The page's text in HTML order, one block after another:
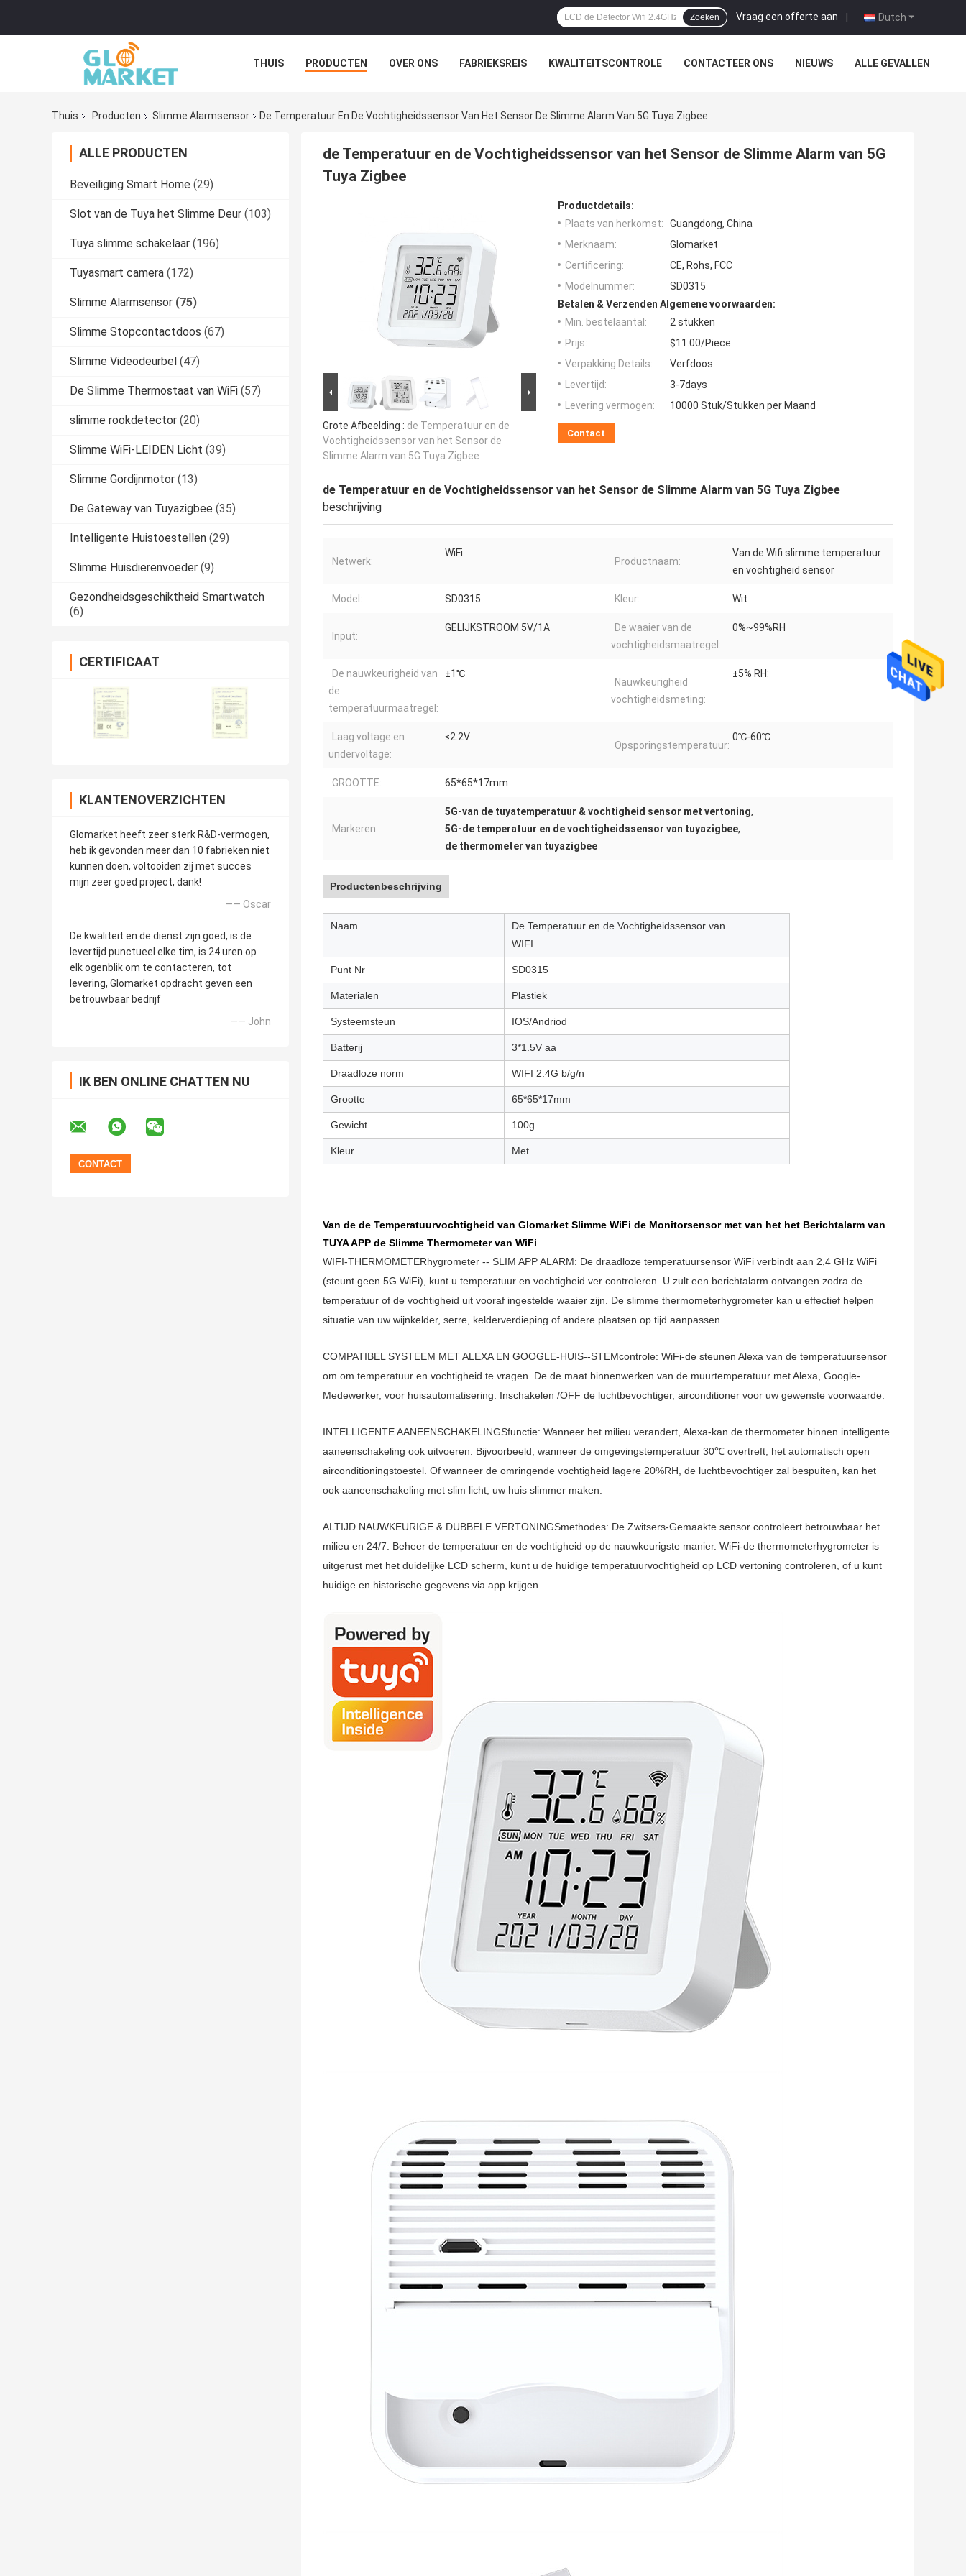
Dutch
Vraag een offerte aan |
Zoeken
THUIS PRODUCTEN OVER ONS FABRIEKSREIS KWALITEITSCONTROLE CONTACTEER ONS NIEUWS ALLE GEVALLEN
Thuis Producten Slimme Alarmsensor De Temperatuur En De Vochtigheidssensor Van Het Sensor De Slimme Alarm Van 5G Tuya Zigbee
ALLE PRODUCTEN
Beveiliging Smart Home (29)
Slot van de Tuya het Slimme Deur (103)
Tuya slimme schakelaar (196)
Tuyasmart camera (172)
Slimme Alarmsensor (75)
Slimme Stopcontactdoos (67)
Slimme Videodeurbel (47)
De Slimme Thermostaat van WiFi (57)
slimme rookdetector (20)
Slimme WiFi-LEIDEN Licht (39)
Slimme Gordijnmotor (13)
De Gateway van Tuyazigbee (35)
Intelligente Huistoestellen (29)
Slimme Huisdierenvoeder (9)
Gezondheidsgeschiktheid Smartwatch
(6)
CERTIFICAAT
KLANTENOVERZICHTEN
Glomarket heeft zeer sterk R&D-vermogen,
heb ik gevonden meer dan 10 fabrieken niet
kunnen doen, voltooiden zij met succes
mijn zeer goed project, dank!
—— Oscar
De kwaliteit en de dienst zijn goed, is de
levertijd punctueel elke tim, is 24 uren op
elk ogenblik om te contacteren, tot
levering, Glomarket opdracht geven een
betrouwbaar bedrijf
—— John
IK BEN ONLINE CHATTEN NU
de Temperatuur en de Vochtigheidssensor van het Sensor de Slimme Alarm van 5G
Tuya Zigbee
Grote Afbeelding : de Temperatuur en de
Vochtigheidssensor van het Sensor de
Slimme Alarm van 5G Tuya Zigbee
Productdetails:
Plaats van herkomst:
Guangdong, China
Merknaam:
Glomarket
Certificering:
CE, Rohs, FCC
Modelnummer:
SD0315
Betalen & Verzenden Algemene voorwaarden:
Min. bestelaantal:
2 stukken
Prijs:
$11.00/Piece
Verpakking Details:
Verfdoos
Levertijd:
3-7days
Levering vermogen:
10000 Stuk/Stukken per Maand
Contact
de Temperatuur en de Vochtigheidssensor van het Sensor de Slimme Alarm van 5G Tuya Zigbee
beschrijving
Netwerk:
WiFi
Productnaam:
Van de Wifi slimme temperatuur
en vochtigheid sensor
Model: SD0315 Kleur: Wit
Input:
GELIJKSTROOM 5V/1A
De waaier van de
vochtigheidsmaatregel:
0%~99%RH
De nauwkeurigheid van
de
temperatuurmaatregel:
±1℃
Nauwkeurigheid
vochtigheidsmeting:
±5% RH:
Laag voltage en
undervoltage:
≤2.2V
Opsporingstemperatuur:
0℃-60℃
GROOTTE: 65*65*17mm
Markeren:
5G-van de tuyatemperatuur & vochtigheid sensor met vertoning,
5G-de temperatuur en de vochtigheidssensor van tuyazigbee,
de thermometer van tuyazigbee
Productenbeschrijving
Naam
De Temperatuur en de Vochtigheidssensor van
WIFI
Punt Nr SD0315
Materialen Plastiek
Systeemsteun IOS/Andriod
Batterij 3*1.5V aa
Draadloze norm WIFI 2.4G b/g/n
Grootte 65*65*17mm
Gewicht 100g
Kleur Met
Van de de Temperatuurvochtigheid van Glomarket Slimme WiFi de Monitorsensor met van het het Berichtalarm van
TUYA APP de Slimme Thermometer van WiFi
WIFI-THERMOMETERhygrometer -- SLIM APP ALARM: De draadloze temperatuursensor WiFi verbindt aan 2,4 GHz WiFi
(steunt geen 5G WiFi), kunt u temperatuur en vochtigheid ver controleren. U zult een berichtalarm ontvangen zodra de
temperatuur of de vochtigheid uit vooraf ingestelde waaier zijn. De slimme thermometerhygrometer kan u effectief helpen
situatie van uw wijnkelder, serre, kelderverdieping of andere plaatsen op tijd aanpassen.
COMPATIBEL SYSTEEM MET ALEXA EN GOOGLE-HUIS--STEMcontrole: WiFi-de steunen Alexa van de temperatuursensor
om om temperatuur en vochtigheid te vragen. De de maat binnenwerken van de muurtemperatuur met Alexa, Google-
Medewerker, voor huisautomatisering. Inschakelen /OFF de luchtbevochtiger, airconditioner voor uw gewenste voorwaarde.
INTELLIGENTE AANEENSCHAKELINGSfunctie: Wanneer het milieu verandert, Alexa-kan de thermometer binnen intelligente
aaneenschakeling ook uitvoeren. Bijvoorbeeld, wanneer de omgevingstemperatuur 30℃ overtreft, het automatisch open
airconditioningstoestel. Of wanneer de omringende vochtigheid lagere 20%RH, de luchtbevochtiger zal bespuiten, kan het
ook aaneenschakeling met slim licht, uw huis slimmer maken.
ALTIJD NAUWKEURIGE & DUBBELE VERTONINGSmethodes: De Zwitsers-Gemaakte sensor controleert betrouwbaar het
milieu en 24/7. Beheer de temperatuur en de vochtigheid op de nauwkeurigste manier. WiFi-de thermometerhygrometer is
uitgerust met het duidelijke LCD scherm, kunt u de huidige temperatuurvochtigheid op LCD vertoning controleren, of u kunt
huidige en historische gegevens via app krijgen.